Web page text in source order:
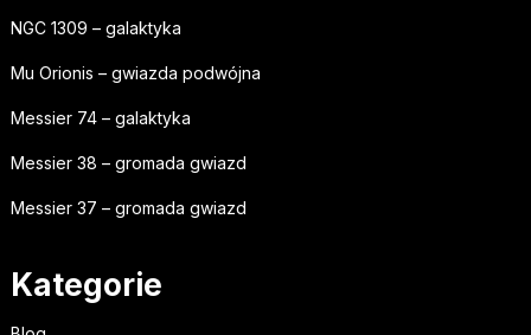
NGC 1309 – galaktyka
Mu Orionis – gwiazda podwójna
Messier 74 – galaktyka
Messier 38 – gromada gwiazd
Messier 37 – gromada gwiazd
Kategorie